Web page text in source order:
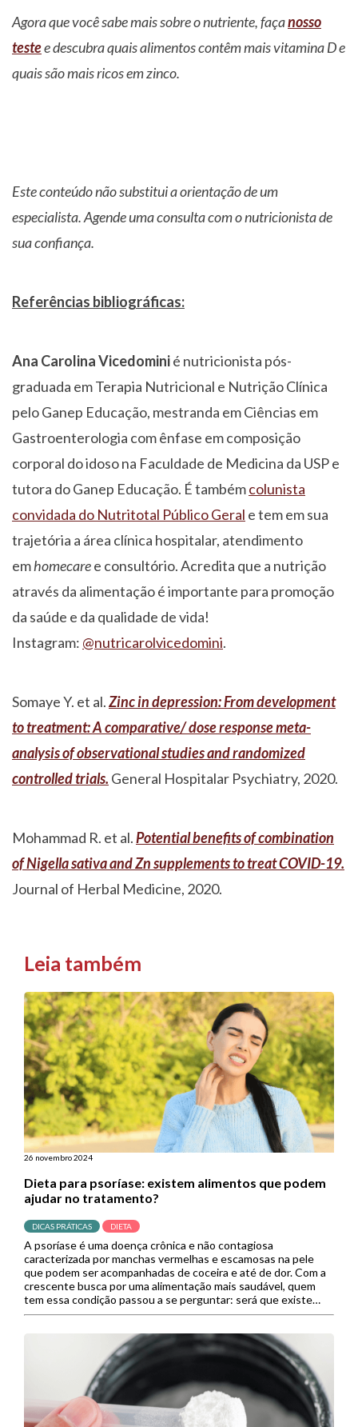
Agora que você sabe mais sobre o nutriente, façanosso
testee descubra quais alimentos contêm mais vitamina D e
quais são mais ricos em zinco.
Este conteúdo não substitui a orientação de um
especialista. Agende uma consulta com o nutricionista de
sua confiança.
Referências bibliográficas:
Ana Carolina Vicedominié nutricionista pós-
graduada em Terapia Nutricional e Nutrição Clínica
pelo Ganep Educação, mestranda em Ciências em
Gastroenterologia com ênfase em composição
corporal do idoso na Faculdade de Medicina da USP e
tutora do Ganep Educação. É tambémcolunista
convidada do Nutritotal Público Geral e tem em sua
trajetória a área clínica hospitalar, atendimento
emhomecaree consultório. Acredita que a nutrição
através da alimentação é importante para promoção
da saúde e da qualidade de vida!
Instagram: @nutricarolvicedomini.
Somaye Y. et al.Zinc in depression: From development
to treatment: A comparative/ dose response meta-
analysis of observational studies and randomized
controlled trials. General Hospitalar Psychiatry, 2020.
Mohammad R. et al.Potential benefits of combination
of Nigella sativa and Zn supplements to treat COVID-19.
Journal of Herbal Medicine, 2020.
Leia também
26 novembro 2024
Dieta para psoríase: existem alimentos que podem
ajudar no tratamento?
DICAS PRÁTICAS DIETA
A psoríase é uma doença crônica e não contagiosa
caracterizada por manchas vermelhas e escamosas na pele
que podem ser acompanhadas de coceira e até de dor. Com a
crescente busca por uma alimentação mais saudável, quem
tem essa condição passou a se perguntar: será que existe
uma dieta para psoríase? A psoríase pode se […]